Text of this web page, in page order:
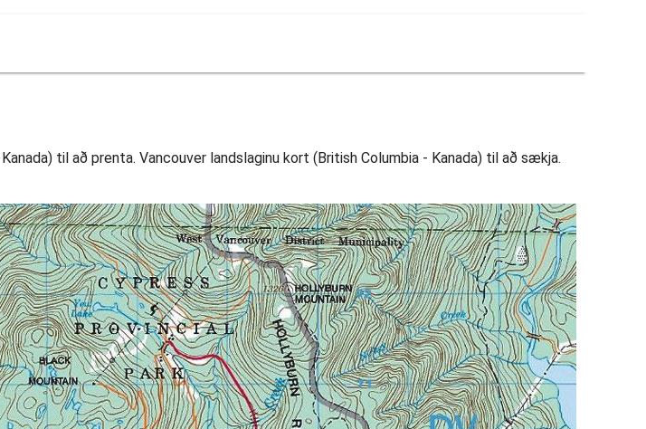
til að prenta. Vancouver landslaginu kort (British Columbia - Kanada) til að sækja.